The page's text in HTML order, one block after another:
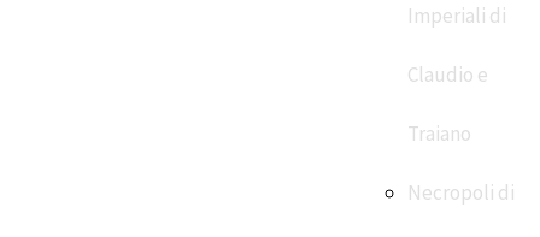
Imperiali di
Claudio e
Traiano
Necropoli di